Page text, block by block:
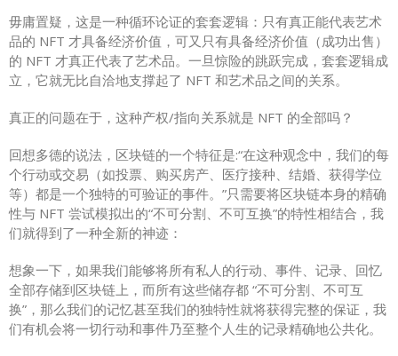
毋庸置疑，这是一种循环论证的套套逻辑：只有真正能代表艺术
品的 NFT 才具备经济价值，可又只有具备经济价值（成功出售）
的 NFT 才真正代表了艺术品。一旦惊险的跳跃完成，套套逻辑成
立，它就无比自洽地支撑起了 NFT 和艺术品之间的关系。
真正的问题在于，这种产权/指向关系就是 NFT 的全部吗？
回想多德的说法，区块链的一个特征是:“在这种观念中，我们的每
个行动或交易（如投票、购买房产、医疗接种、结婚、获得学位
等）都是一个独特的可验证的事件。”只需要将区块链本身的精确
性与 NFT 尝试模拟出的“不可分割、不可互换”的特性相结合，我
们就得到了一种全新的神迹：
想象一下，如果我们能够将所有私人的行动、事件、记录、回忆
全部存储到区块链上，而所有这些储存都 “不可分割、不可互
换”，那么我们的记忆甚至我们的独特性就将获得完整的保证，我
们有机会将一切行动和事件乃至整个人生的记录精确地公共化。